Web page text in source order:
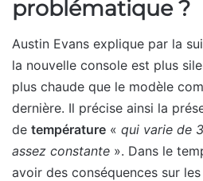
problématique ?
Austin Evans explique par la
la nouvelle console est plus
plus chaude que le modèle
dernière. Il précise ainsi la
de température « qui varie de
assez constante ». Dans le
avoir des conséquences sur